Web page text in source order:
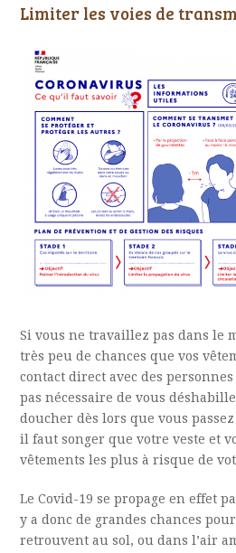
Limiter les voies de
Si vous ne travaillez pas dans le
très peu de chances que vos
contact direct avec des
pas nécessaire de vous
doucher dès lors que vous
il faut songer que votre veste et
vêtements les plus à risque de
Le Covid-19 se propage en effet
y a donc de grandes chances
retrouvent au sol, ou dans l’air